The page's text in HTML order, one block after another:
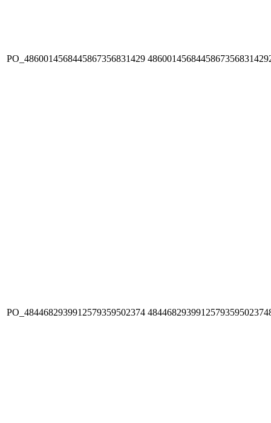
PO_4860014568445867356831429
PO_4844682939912579359502374